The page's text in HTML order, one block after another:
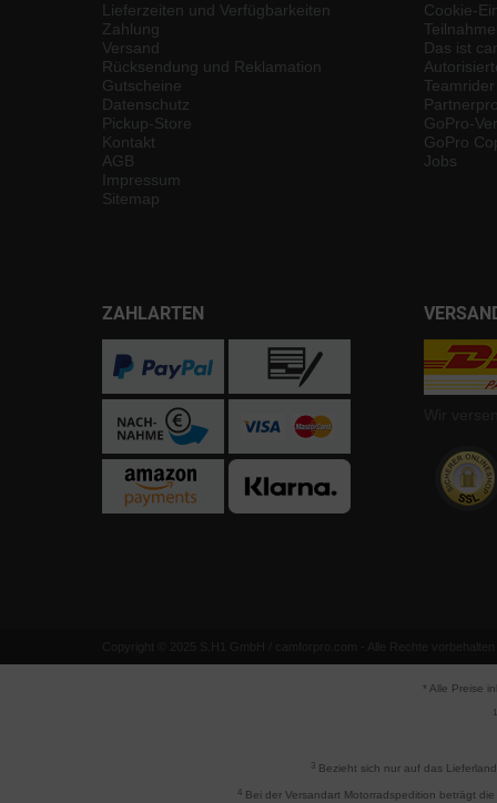
Lieferzeiten und Verfügbarkeiten
Zahlung
Versand
Rücksendung und Reklamation
Gutscheine
Datenschutz
Pickup-Store
Kontakt
AGB
Impressum
Sitemap
Cookie-
Das ist
Teamrider
GoPro-
GoPro
Jobs
ZAHLARTEN
Copyright © 2025 S.H1 GmbH / camforpro.com - Alle Rechte vorbehalten
* Alle Preise
3 Bezieht sich nur auf das
4Bei der Versandart Motorradspedition beträgt